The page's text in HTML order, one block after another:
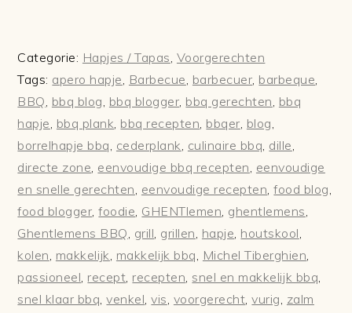
Categorie: Hapjes / Tapas, Voorgerechten
Tags: apero hapje, Barbecue, barbecuer, barbeque,
BBQ, bbq blog, bbq blogger, bbq gerechten, bbq
hapje, bbq plank, bbq recepten, bbqer, blog,
borrelhapje bbq, cederplank, culinaire bbq, dille,
directe zone, eenvoudige bbq recepten, eenvoudige
en snelle gerechten, eenvoudige recepten,food blog,
food blogger,foodie, GHENTlemen, ghentlemens,
Ghentlemens BBQ, grill, grillen, hapje, houtskool,
kolen, makkelijk, makkelijk bbq, Michel Tiberghien,
passioneel, recept, recepten, snel en makkelijk bbq,
snel klaar bbq,venkel,vis, voorgerecht,vurig, zalm